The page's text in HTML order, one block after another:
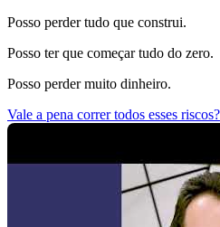
Posso perder tudo que construi.
Posso ter que começar tudo do zero.
Posso perder muito dinheiro.
Vale a pena correr todos esses riscos?